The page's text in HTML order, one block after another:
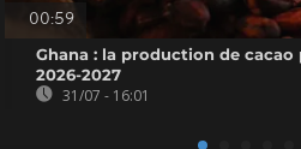
00:59
Ghana : la production de cacao
2026-2027
31/07 - 16:01